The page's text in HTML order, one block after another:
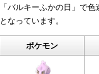
バルキーの「見つけた数
「バルキーふかの日」で
となっています。
ポケモン